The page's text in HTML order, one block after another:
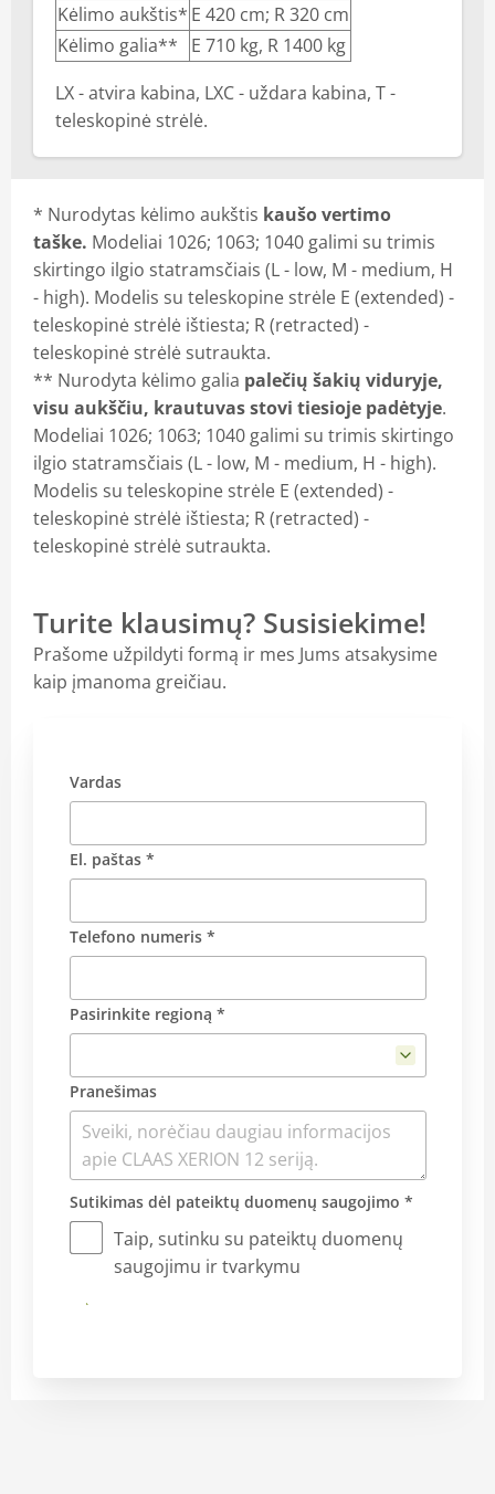
Kėlimo aukštis* E 420 cm; R 320 cm
Kėlimo galia**
E 710 kg, R 1400 kg
LX - atvira kabina, LXC - uždara kabina, T -
teleskopinė strėlė.
* Nurodytas kėlimo aukštis kaušo vertimo
taške. Modeliai 1026; 1063; 1040 galimi su trimis
skirtingo ilgio statramsčiais (L - low, M - medium, H
- high). Modelis su teleskopine strėle E (extended) -
teleskopinė strėlė ištiesta; R (retracted) -
teleskopinė strėlė sutraukta.
** Nurodyta kėlimo galia palečių šakių viduryje,
visu aukščiu, krautuvas stovi tiesioje padėtyje.
Modeliai 1026; 1063; 1040 galimi su trimis skirtingo
ilgio statramsčiais (L - low, M - medium, H - high).
Modelis su teleskopine strėle E (extended) -
teleskopinė strėlė ištiesta; R (retracted) -
teleskopinė strėlė sutraukta.
Turite klausimų? Susisiekime!
Prašome užpildyti formą ir mes Jums atsakysime
kaip įmanoma greičiau.
Vardas
El. paštas *
Telefono numeris *
Pasirinkite regioną *
Pranešimas
Sutikimas dėl pateiktų duomenų saugojimo *
Taip, sutinku su pateiktų duomenų
saugojimu ir tvarkymu
Siųsti